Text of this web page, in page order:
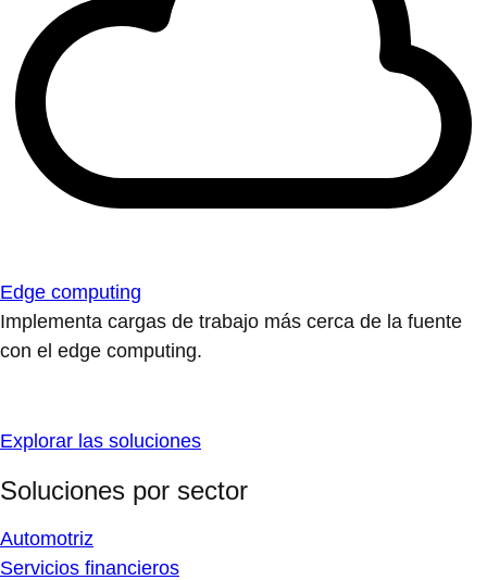
Edge computing
Implementa cargas de trabajo más cerca de la fuente
con el edge computing.
Explorar las soluciones
Soluciones por sector
Automotriz
Servicios financieros